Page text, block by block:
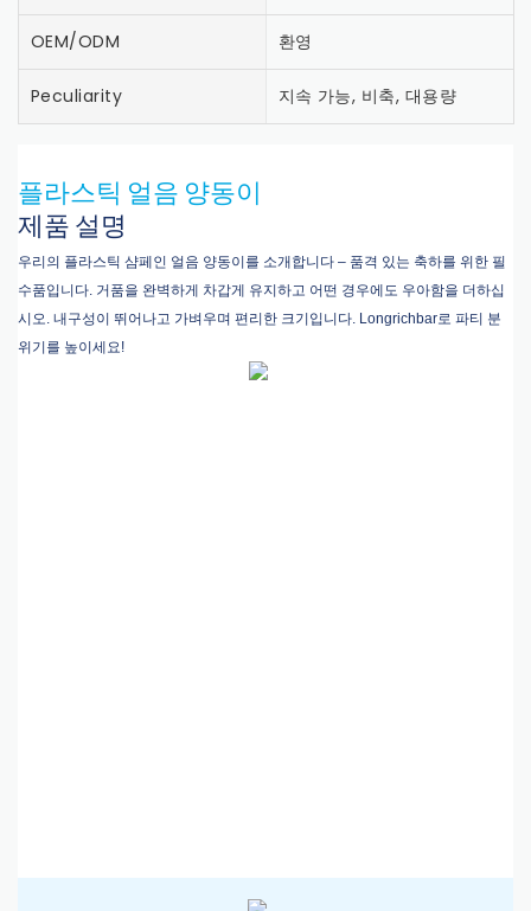
OEM/ODM 환영
Peculiarity 지속 가능, 비축, 대용량
플라스틱 얼음 양동이
제품 설명
우리의 플라스틱 샴페인 얼음 양동이를 소개합니다 – 품격 있는 축하를 위한 필
수품입니다. 거품을 완벽하게 차갑게 유지하고 어떤 경우에도 우아함을 더하십
시오. 내구성이 뛰어나고 가벼우며 편리한 크기입니다. Longrichbar로 파티 분
위기를 높이세요!